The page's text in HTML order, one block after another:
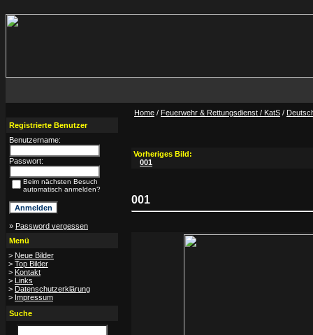
Registrierte Benutzer
Benutzername:
Passwort:
Beim nächsten Besuch
automatisch anmelden?
» Password vergessen
Menü
> Neue Bilder
> Top Bilder
> Kontakt
> Links
> Datenschutzerklärung
> Impressum
Suche
Home / Feuerwehr & Rettungsdienst / KatS /
Vorheriges Bild:
001
001